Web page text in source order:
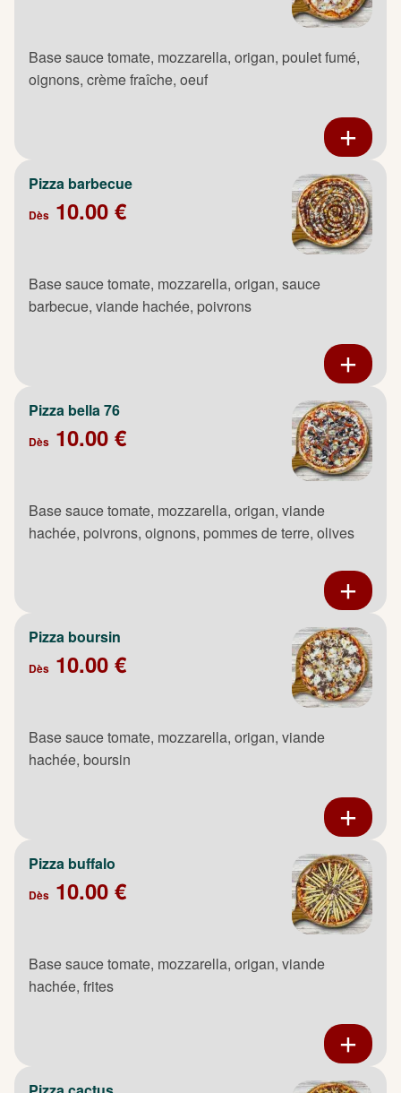
Base sauce tomate, mozzarella, origan, poulet fumé,
oignons, crème fraîche, oeuf
Pizza barbecue
Dès 10.00 €
Base sauce tomate, mozzarella, origan, sauce
barbecue, viande hachée, poivrons
Pizza bella 76
Dès 10.00 €
Base sauce tomate, mozzarella, origan, viande
hachée, poivrons, oignons, pommes de terre, olives
Pizza boursin
Dès 10.00 €
Base sauce tomate, mozzarella, origan, viande
hachée, boursin
Pizza buffalo
Dès 10.00 €
Base sauce tomate, mozzarella, origan, viande
hachée, frites